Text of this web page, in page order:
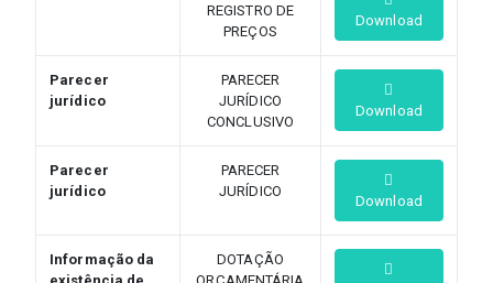
REGISTRO DE
PREÇOS
Download
Parecer
jurídico
PARECER
JURÍDICO
CONCLUSIVO
Download
Parecer
jurídico
PARECER
JURÍDICO
Download
Informação da
DOTAÇÃO